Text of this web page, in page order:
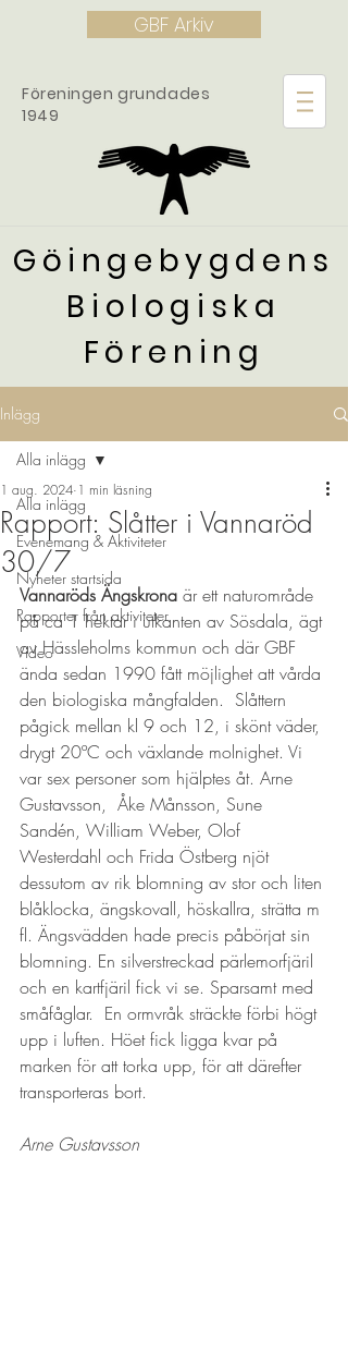
GBF Arkiv
Föreningen grundades
1949
Göingebygdens
Biologiska
Förening
Inlägg
Alla inlägg
Evenemang & Aktiviteter
Nyheter startsida
Rapporter från aktiviteter
Video
Alla inlägg
Rapport: Slåtter i Vannaröd
30/7
1 aug. 2024 1 min läsning
Vannaröds Ängskrona är ett naturområde
på ca 1 hektar i utkanten av Sösdala, ägt
av Hässleholms kommun och där GBF
ända sedan 1990 fått möjlighet att vårda
den biologiska mångfalden.  Slåttern
pågick mellan kl 9 och 12, i skönt väder,
drygt 20ºC och växlande molnighet. Vi
var sex personer som hjälptes åt. Arne
Gustavsson,  Åke Månsson, Sune
Sandén, William Weber, Olof
Westerdahl och Frida Östberg njöt
dessutom av rik blomning av stor och liten
blåklocka, ängskovall, höskallra, strätta m
fl. Ängsvädden hade precis påbörjat sin
blomning. En silverstreckad pärlemorfjäril
och en kartfjäril fick vi se. Sparsamt med
småfåglar.  En ormvråk sträckte förbi högt
upp i luften. Höet fick ligga kvar på
marken för att torka upp, för att därefter
transporteras bort.
Arne Gustavsson